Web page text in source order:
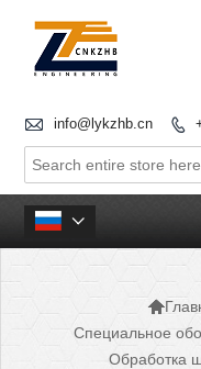
 info@lykzhb.cn 


Специальное
Обработка